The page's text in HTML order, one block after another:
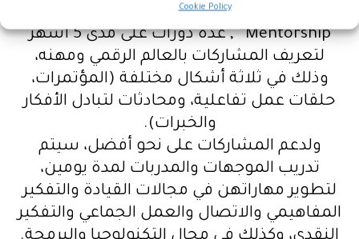
Cookie Policy
Mentorship” , عدة دورات على مدى 5 أشهر
لتعريف المشاركات بالعالم الرقمي ومهنه،
وذلك في ثلاثة أشكال مختلفة (المؤتمرات،
حلقات عمل تفاعلية، ومحادثات لتبادل الأفكار
والخبرات).
ولدعم المشاركات على نحو أفضل، سيتم
تدريب الموجهات والمدربات لمدة يومين،
لتطوير مهاراتهن في مجالات القيادة والتفكير
المفاهيمي والاتصال والعمل الجماعي والتفكير